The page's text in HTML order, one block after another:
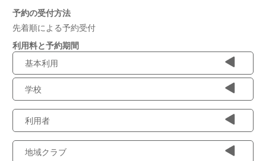
予約の受付方法
先着順による予約受付
利用料と予約期間
基本利用
学校
利用者
地域クラブ